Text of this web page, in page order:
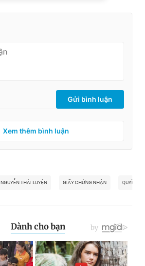
Gửi bình luận
Xem thêm bình luận
NGUYỄN THÁI LUYỆN GIẤY CHỨNG NHẬN QUYỀN